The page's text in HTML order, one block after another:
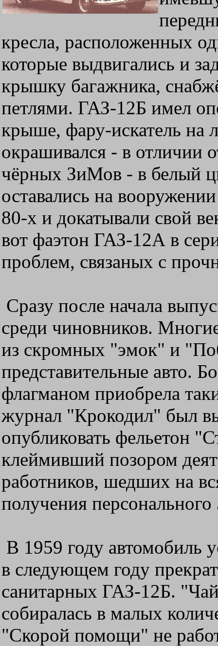
кресла, расположенных
которые выдвигались и
крышку багажника,
петлями. ГАЗ-12Б имел
крыше, фару-искатель на
окрашивался - в отличии
чёрных ЗиМов - в белый
оставались на
80-х и докатывали свой
вот фаэтон ГАЗ-12А в
проблем, связаных с
Сразу после начала
среди чиновников.
из скромных "эмок" и
представительные авто.
флагманом приобрела
журнал "Крокодил" был
опубликовать фельетон
клеймивший позором
работников, шедших на
получения
В 1959 году автомобиль
в следующем году
санитарных ГАЗ-12Б.
собиралась в малых
"Скорой помощи" не